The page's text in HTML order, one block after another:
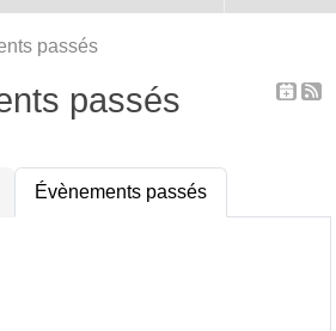
passés
passés
Évènements passés